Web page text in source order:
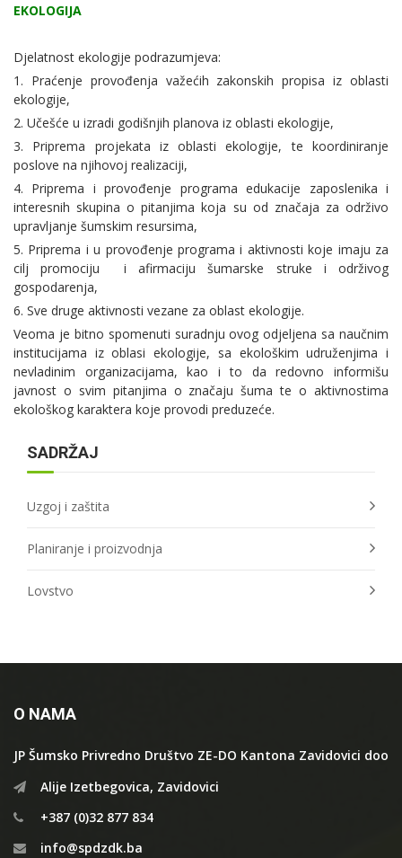
EKOLOGIJA
Djelatnost ekologije podrazumjeva:
1. Praćenje provođenja važećih zakonskih propisa iz oblasti
ekologije,
2. Učešće u izradi godišnjih planova iz oblasti ekologije,
3. Priprema projekata iz oblasti ekologije, te koordiniranje
poslove na njihovoj realizaciji,
4. Priprema i provođenje programa edukacije zaposlenika i
interesnih skupina o pitanjima koja su od značaja za održivo
upravljanje šumskim resursima,
5. Priprema i u provođenje programa i aktivnosti koje imaju za
cilj promociju i afirmaciju šumarske struke i održivog
gospodarenja,
6. Sve druge aktivnosti vezane za oblast ekologije.
Veoma je bitno spomenuti suradnju ovog odjeljena sa naučnim
institucijama iz oblasi ekologije, sa ekološkim udruženjima i
nevladinim organizacijama, kao i to da redovno informišu
javnost o svim pitanjima o značaju šuma te o aktivnostima
ekološkog karaktera koje provodi preduzeće.
SADRŽAJ
Uzgoj i zaštita
Planiranje i proizvodnja
Lovstvo
O NAMA
JP Šumsko Privredno Društvo ZE-DO Kantona Zavidovici doo
Alije Izetbegovica, Zavidovici
+387 (0)32 877 834
info@spdzdk.ba